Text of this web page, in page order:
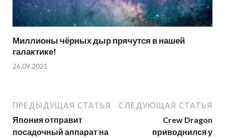
Миллионы чёрных дыр прячутся в нашей
галактике!
26.09.2021
ПРЕДЫДУЩАЯ СТАТЬЯ
Япония отправит
посадочный аппарат на
СЛЕДУЮЩАЯ СТАТЬЯ
Crew Dragon
приводнился у